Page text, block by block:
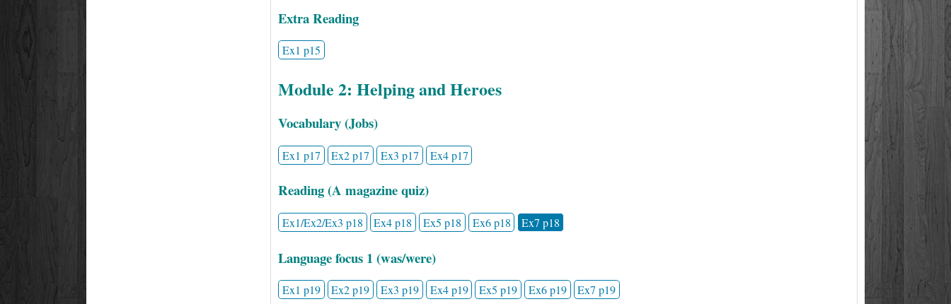
Extra Reading
Ex1 p15
Module 2: Helping and Heroes
Vocabulary (Jobs)
Ex1 p17 Ex2 p17 Ex3 p17 Ex4 p17
Reading (A magazine quiz)
Ex1/Ex2/Ex3 p18 Ex4 p18 Ex5 p18 Ex6 p18 Ex7 p18
Language focus 1 (was/were)
Ex1 p19 Ex2 p19 Ex3 p19 Ex4 p19 Ex5 p19 Ex6 p19 Ex7 p19